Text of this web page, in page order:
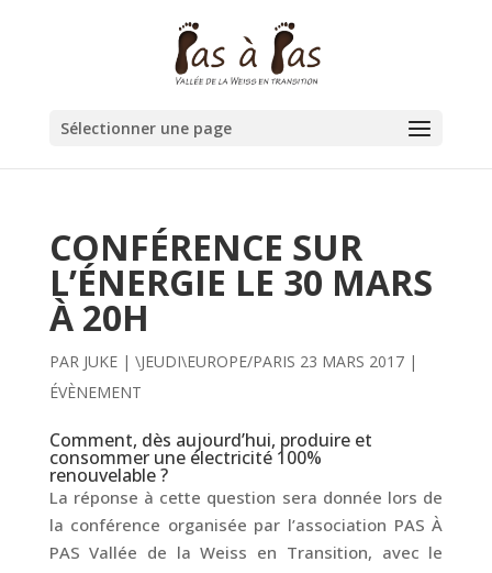
Sélectionner une page
CONFÉRENCE SUR
L’ÉNERGIE LE 30 MARS
À 20H
PAR JUKE| \JEUDI\EUROPE/PARIS 23 MARS 2017|
ÉVÈNEMENT
Comment, dès aujourd’hui, produire et
consommer une électricité 100%
renouvelable ?
La réponse à cette question sera donnée lors de
la conférence organisée par l’association PAS À
PAS Vallée de la Weiss en Transition, avec le